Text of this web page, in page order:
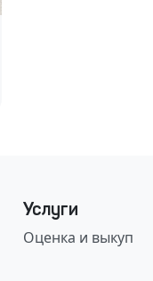
Услуги
Оценка и выкуп